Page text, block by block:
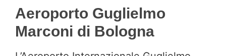
Aeroporto Guglielmo
Marconi di Bologna